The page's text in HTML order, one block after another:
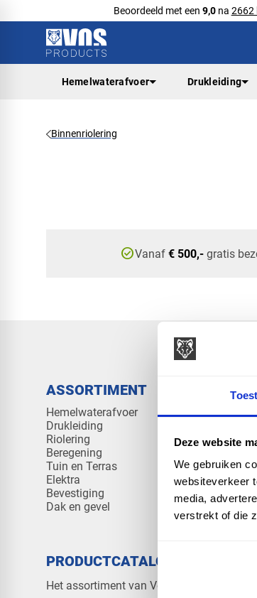
Deze website
We gebruiken
websiteverkeer
media,
verstrekt of die
Beoordeeld met een 9,0na 2662
Hemelwaterafvoer Drukleiding
Binnenriolering
check_circleVanaf € 500,-gratis
ASSORTIMENT
Hemelwaterafvoer
Drukleiding
Riolering
Beregening
Tuin en Terras
Elektra
Bevestiging
Dak en gevel
PRODUCTCATALOGUS 2026
Het assortiment van Vos Products